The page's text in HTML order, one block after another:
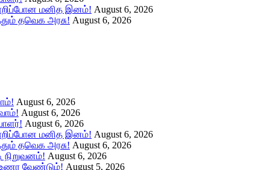
மனித இனம்! August 6, 2026
தவெக அரசு! August 6, 2026
August 6, 2026
August 6, 2026
August 6, 2026
மனித இனம்! August 6, 2026
தவெக அரசு! August 6, 2026
நிறுவனம்! August 6, 2026
வேண்டும்! August 5, 2026